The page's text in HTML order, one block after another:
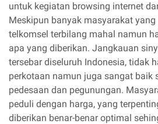
untuk kegiatan browsing internet
Meskipun banyak masyarakat
telkomsel terbilang mahal namun
apa yang diberikan. Jangkauan
tersebar diseluruh Indonesia, tidak
perkotaan namun juga sangat baik
pedesaan dan pegunungan.
peduli dengan harga, yang
diberikan benar-benar optimal